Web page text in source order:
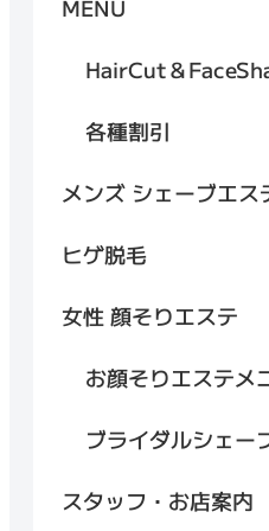
MENU
HairCut＆
各種割引
メンズ シェーブエス
ヒゲ脱毛
女性 顔そりエステ
お顔そりエステメ
ブライダルシェー
スタッフ・お店案内